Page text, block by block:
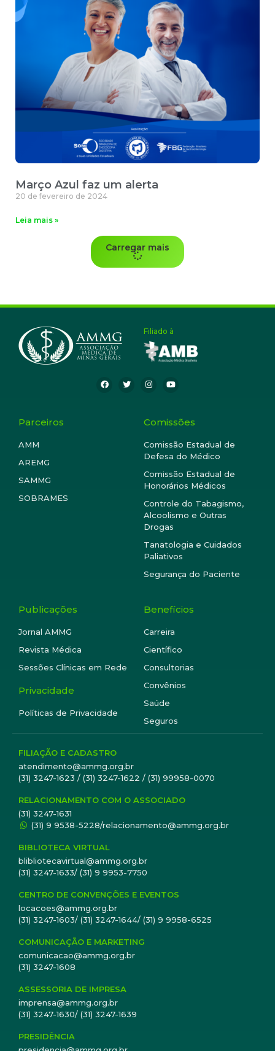
Março Azul faz um alerta
20 de fevereiro de 2024
Leia mais »
Carregar mais
Filiado à
Parceiros
AMM
AREMG
SAMMG
SOBRAMES
Comissões
Comissão Estadual de
Defesa do Médico
Comissão Estadual de
Honorários Médicos
Controle do Tabagismo,
Alcoolismo e Outras
Drogas
Tanatologia e Cuidados
Paliativos
Segurança do Paciente
Publicações
Jornal AMMG
Revista Médica
Sessões Clínicas em Rede
Privacidade
Políticas de Privacidade
Benefícios
Carreira
Científico
Consultorias
Convênios
Saúde
Seguros
FILIAÇÃO E CADASTRO
atendimento@ammg.org.br
(31) 3247-1623 / (31) 3247-1622 / (31) 99958-0070
RELACIONAMENTO COM O ASSOCIADO
(31) 3247-1631
(31) 9 9538-5228/relacionamento@ammg.org.br
BIBLIOTECA VIRTUAL
blibliotecavirtual@ammg.org.br
(31) 3247-1633/ (31) 9 9953-7750
CENTRO DE CONVENÇÕES E EVENTOS
locacoes@ammg.org.br
(31) 3247-1603/ (31) 3247-1644/ (31) 9 9958-6525
COMUNICAÇÃO E MARKETING
comunicacao@ammg.org.br
(31) 3247-1608
ASSESSORIA DE IMPRESA
imprensa@ammg.org.br
(31) 3247-1630/ (31) 3247-1639
PRESIDÊNCIA